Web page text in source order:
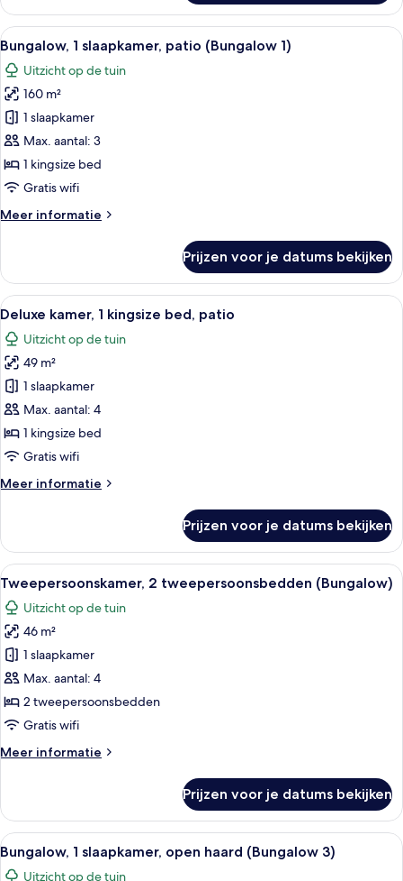
Twin
kamer
Alle
foto's
voor
Bungalow,
slaapkamer,
patio
(Bungalow
laden
Een ruime woonkamer met een
10
Bungalow, 1 slaapkamer, patio (Bungalow 1)
Uitzicht op de tuin
160 m²
1 slaapkamer
Max. aantal: 3
1 kingsize bed
Gratis wifi
Meer informatie
Meer
1
slaapkamer,
patio
1)
Prijzen voor je datums bekijken
Alle
foto's
voor
Deluxe
kamer,
1
kingsize
bed,
laden
Een hotelkamer met een groot bed,
6
Deluxe kamer, 1 kingsize bed, patio
Uitzicht op de tuin
49 m²
1 slaapkamer
Max. aantal: 4
1 kingsize bed
Gratis wifi
Meer informatie
Meer
kamer,
kingsize
patio
Prijzen voor je datums bekijken
Alle
foto's
voor
Tweepersoonskamer,
2
tweepersoonsbedden
(Bungalow)
laden
Een hotelkamer met twee bedden,
7
Tweepersoonskamer, 2 tweepersoonsbedden (Bungalow)
Uitzicht op de tuin
46 m²
1 slaapkamer
Max. aantal: 4
2 tweepersoonsbedden
Gratis wifi
Meer informatie
Meer
2
tweepersoonsbedden
(Bungalow)
Prijzen voor je datums bekijken
Alle
foto's
Een stijlvol ingerichte woonkamer
9
Bungalow, 1 slaapkamer, open haard (Bungalow 3)
Uitzicht op de tuin